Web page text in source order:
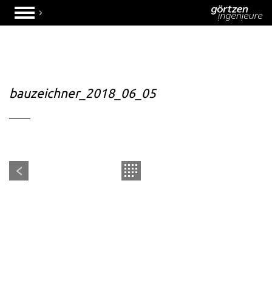
bauzeichner_2018_06_05